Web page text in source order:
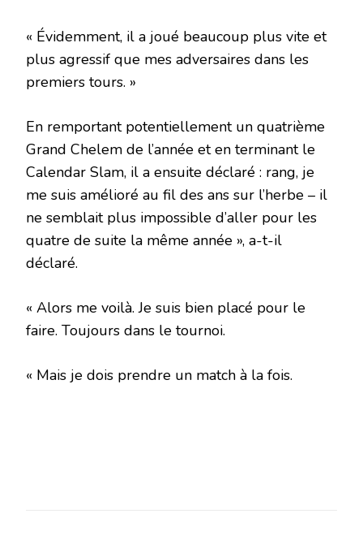
« Évidemment, il a joué beaucoup plus vite et
plus agressif que mes adversaires dans les
premiers tours. »
En remportant potentiellement un quatrième
Grand Chelem de l’année et en terminant le
Calendar Slam, il a ensuite déclaré : rang, je
me suis amélioré au fil des ans sur l’herbe – il
ne semblait plus impossible d’aller pour les
quatre de suite la même année », a-t-il
déclaré.
« Alors me voilà. Je suis bien placé pour le
faire. Toujours dans le tournoi.
« Mais je dois prendre un match à la fois.